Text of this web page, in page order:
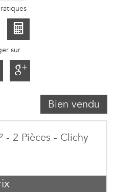
sur
Bien vendu
- 2 Pièces - Clichy